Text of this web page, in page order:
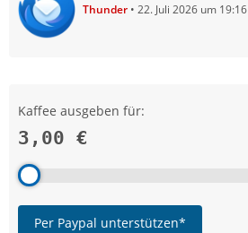
Thunder 22. Juli 2026 um 19:16
Kaffee ausgeben für:
3,00 €
Per Paypal unterstützen*